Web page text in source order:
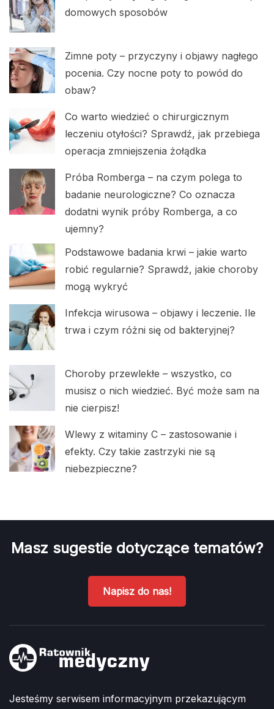
domowych sposobów
Zimne poty – przyczyny i objawy nagłego
pocenia. Czy nocne poty to powód do
obaw?
Co warto wiedzieć o chirurgicznym
leczeniu otyłości? Sprawdź, jak przebiega
operacja zmniejszenia żołądka
Próba Romberga – na czym polega to
badanie neurologiczne? Co oznacza
dodatni wynik próby Romberga, a co
ujemny?
Podstawowe badania krwi – jakie warto
robić regularnie? Sprawdź, jakie choroby
mogą wykryć
Infekcja wirusowa – objawy i leczenie. Ile
trwa i czym różni się od bakteryjnej?
Choroby przewlekłe – wszystko, co
musisz o nich wiedzieć. Być może sam na
nie cierpisz!
Wlewy z witaminy C – zastosowanie i
efekty. Czy takie zastrzyki nie są
niebezpieczne?
Masz sugestie dotyczące tematów?
Napisz do nas!
Jesteśmy serwisem informacyjnym przekazującym